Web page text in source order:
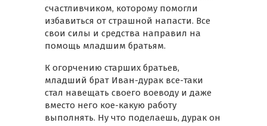
счастливчиком, которому помогли
избавиться от страшной напасти. Все
свои силы и средства направил на
помощь младшим братьям.
К огорчению старших братьев,
младший брат Иван-дурак все-таки
стал навещать своего воеводу и даже
вместо него кое-какую работу
выполнять. Ну что поделаешь, дурак он